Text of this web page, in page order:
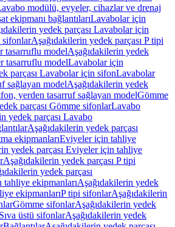
modülü, evyeler, cihazlar ve drenaj
ekipmanı bağlantılarıLavabolar için
yedek parçası Lavabolar için
sifonlarAşağıdakilerin yedek parçası P tipi
tasarruflu modelAşağıdakilerin yedek
tasarruflu modelLavabolar için
parçası Lavabolar için sifonLavabolar
sağlayan modelAşağıdakilerin yedek
yerden tasarruf sağlayan modelGömme
parçası Gömme sifonlarLavabo
yedek parçası Lavabo
Aşağıdakilerin yedek parçası
ekipmanlarıEviyeler için tahliye
yedek parçası Eviyeler için tahliye
Aşağıdakilerin yedek parçası P tipi
yedek parçası
ekipmanlarıAşağıdakilerin yedek
ekipmanlarıP tipi sifonlarAşağıdakilerin
Gömme sifonlarAşağıdakilerin yedek
üstü sifonlarAşağıdakilerin yedek